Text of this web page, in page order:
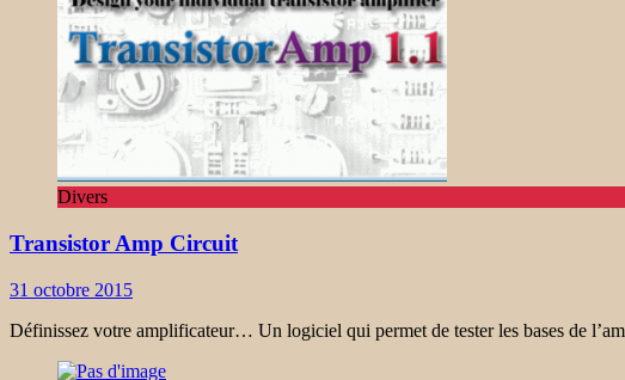
Divers
Transistor Amp Circuit
31 octobre 2015
Définissez votre amplificateur… Un logiciel qui permet de tester les bases de